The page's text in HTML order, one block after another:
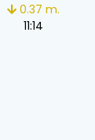
0.37 m.
11:14